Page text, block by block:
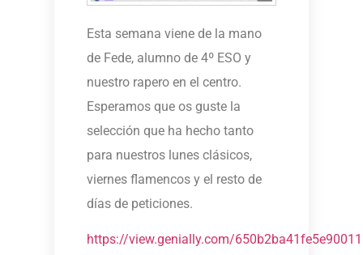
Esta semana viene de la mano
de Fede, alumno de 4º ESO y
nuestro rapero en el centro.
Esperamos que os guste la
selección que ha hecho tanto
para nuestros lunes clásicos,
viernes flamencos y el resto de
días de peticiones.
https://view.genially.com/